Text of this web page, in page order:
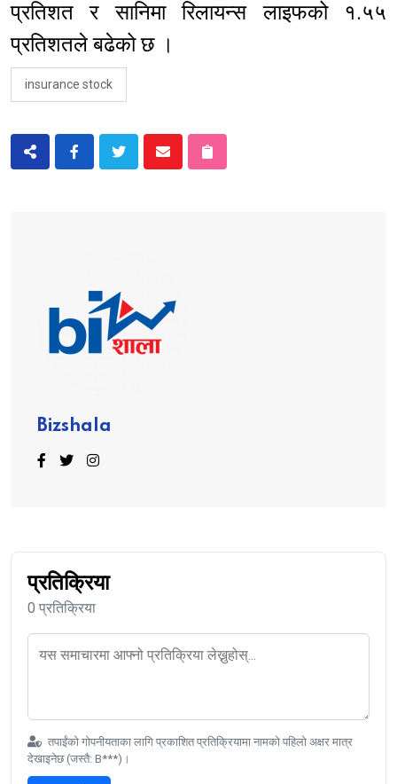
प्रतिशत र सानिमा रिलायन्स लाइफको १.५५
प्रतिशतले बढेको छ ।
insurance stock
Bizshala
प्रतिक्रिया
0 प्रतिक्रिया
तपाईंको गोपनीयताका लागि प्रकाशित प्रतिक्रियामा नामको पहिलो अक्षर मात्र
देखाइनेछ (जस्तै: B***)।